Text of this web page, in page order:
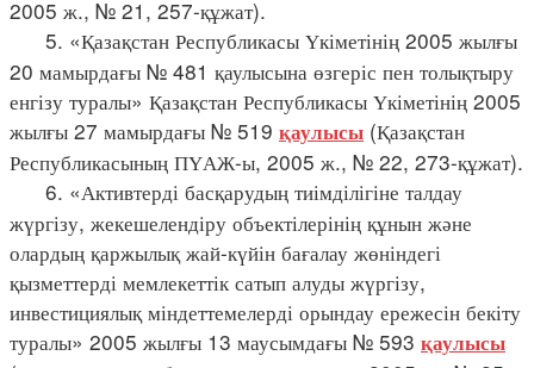
2005 ж., № 21, 257-құжат).
5. «Қазақстан Республикасы Үкіметінің 2005 жылғы
20 мамырдағы № 481 қаулысына өзгеріс пен толықтыру
енгізу туралы» Қазақстан Республикасы Үкіметінің 2005
жылғы 27 мамырдағы № 519 қаулысы (Қазақстан
Республикасының ПҮАЖ-ы, 2005 ж., № 22, 273-құжат).
6. «Активтерді басқарудың тиімділігіне талдау
жүргізу, жекешелендіру объектілерінің құнын және
олардың қаржылық жай-күйін бағалау жөніндегі
қызметтерді мемлекеттік сатып алуды жүргізу,
инвестициялық міндеттемелерді орындау ережесін бекіту
туралы» 2005 жылғы 13 маусымдағы № 593 қаулысы